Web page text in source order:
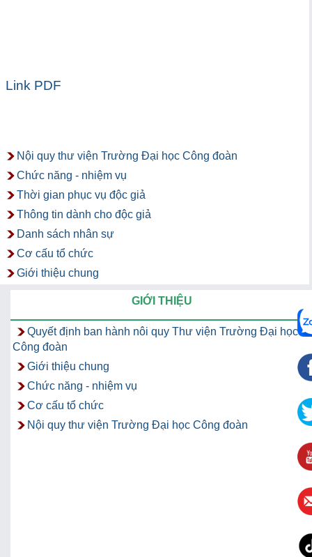
Link PDF
Nội quy thư viện Trường Đại học Công đoàn
Chức năng - nhiệm vụ
Thời gian phục vụ độc giả
Thông tin dành cho độc giả
Danh sách nhân sự
Cơ cấu tổ chức
Giới thiệu chung
GIỚI THIỆU
Quyết định ban hành nôi quy Thư viện Trường Đại học
Công đoàn
Giới thiệu chung
Chức năng - nhiệm vụ
Cơ cấu tổ chức
Nội quy thư viện Trường Đại học Công đoàn